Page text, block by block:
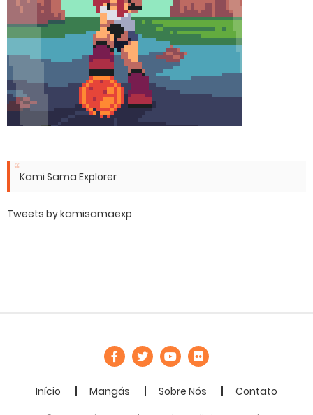
Kami Sama Explorer
Tweets by kamisamaexp
Início Mangás Sobre Nós Contato